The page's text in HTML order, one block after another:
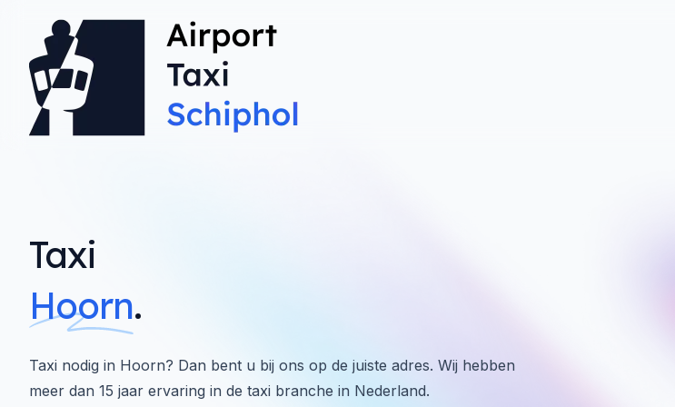
Taxi
Hoorn.
Taxi nodig in Hoorn? Dan bent u bij ons op de juiste adres. Wij hebben
meer dan 15 jaar ervaring in de taxi branche in Nederland.